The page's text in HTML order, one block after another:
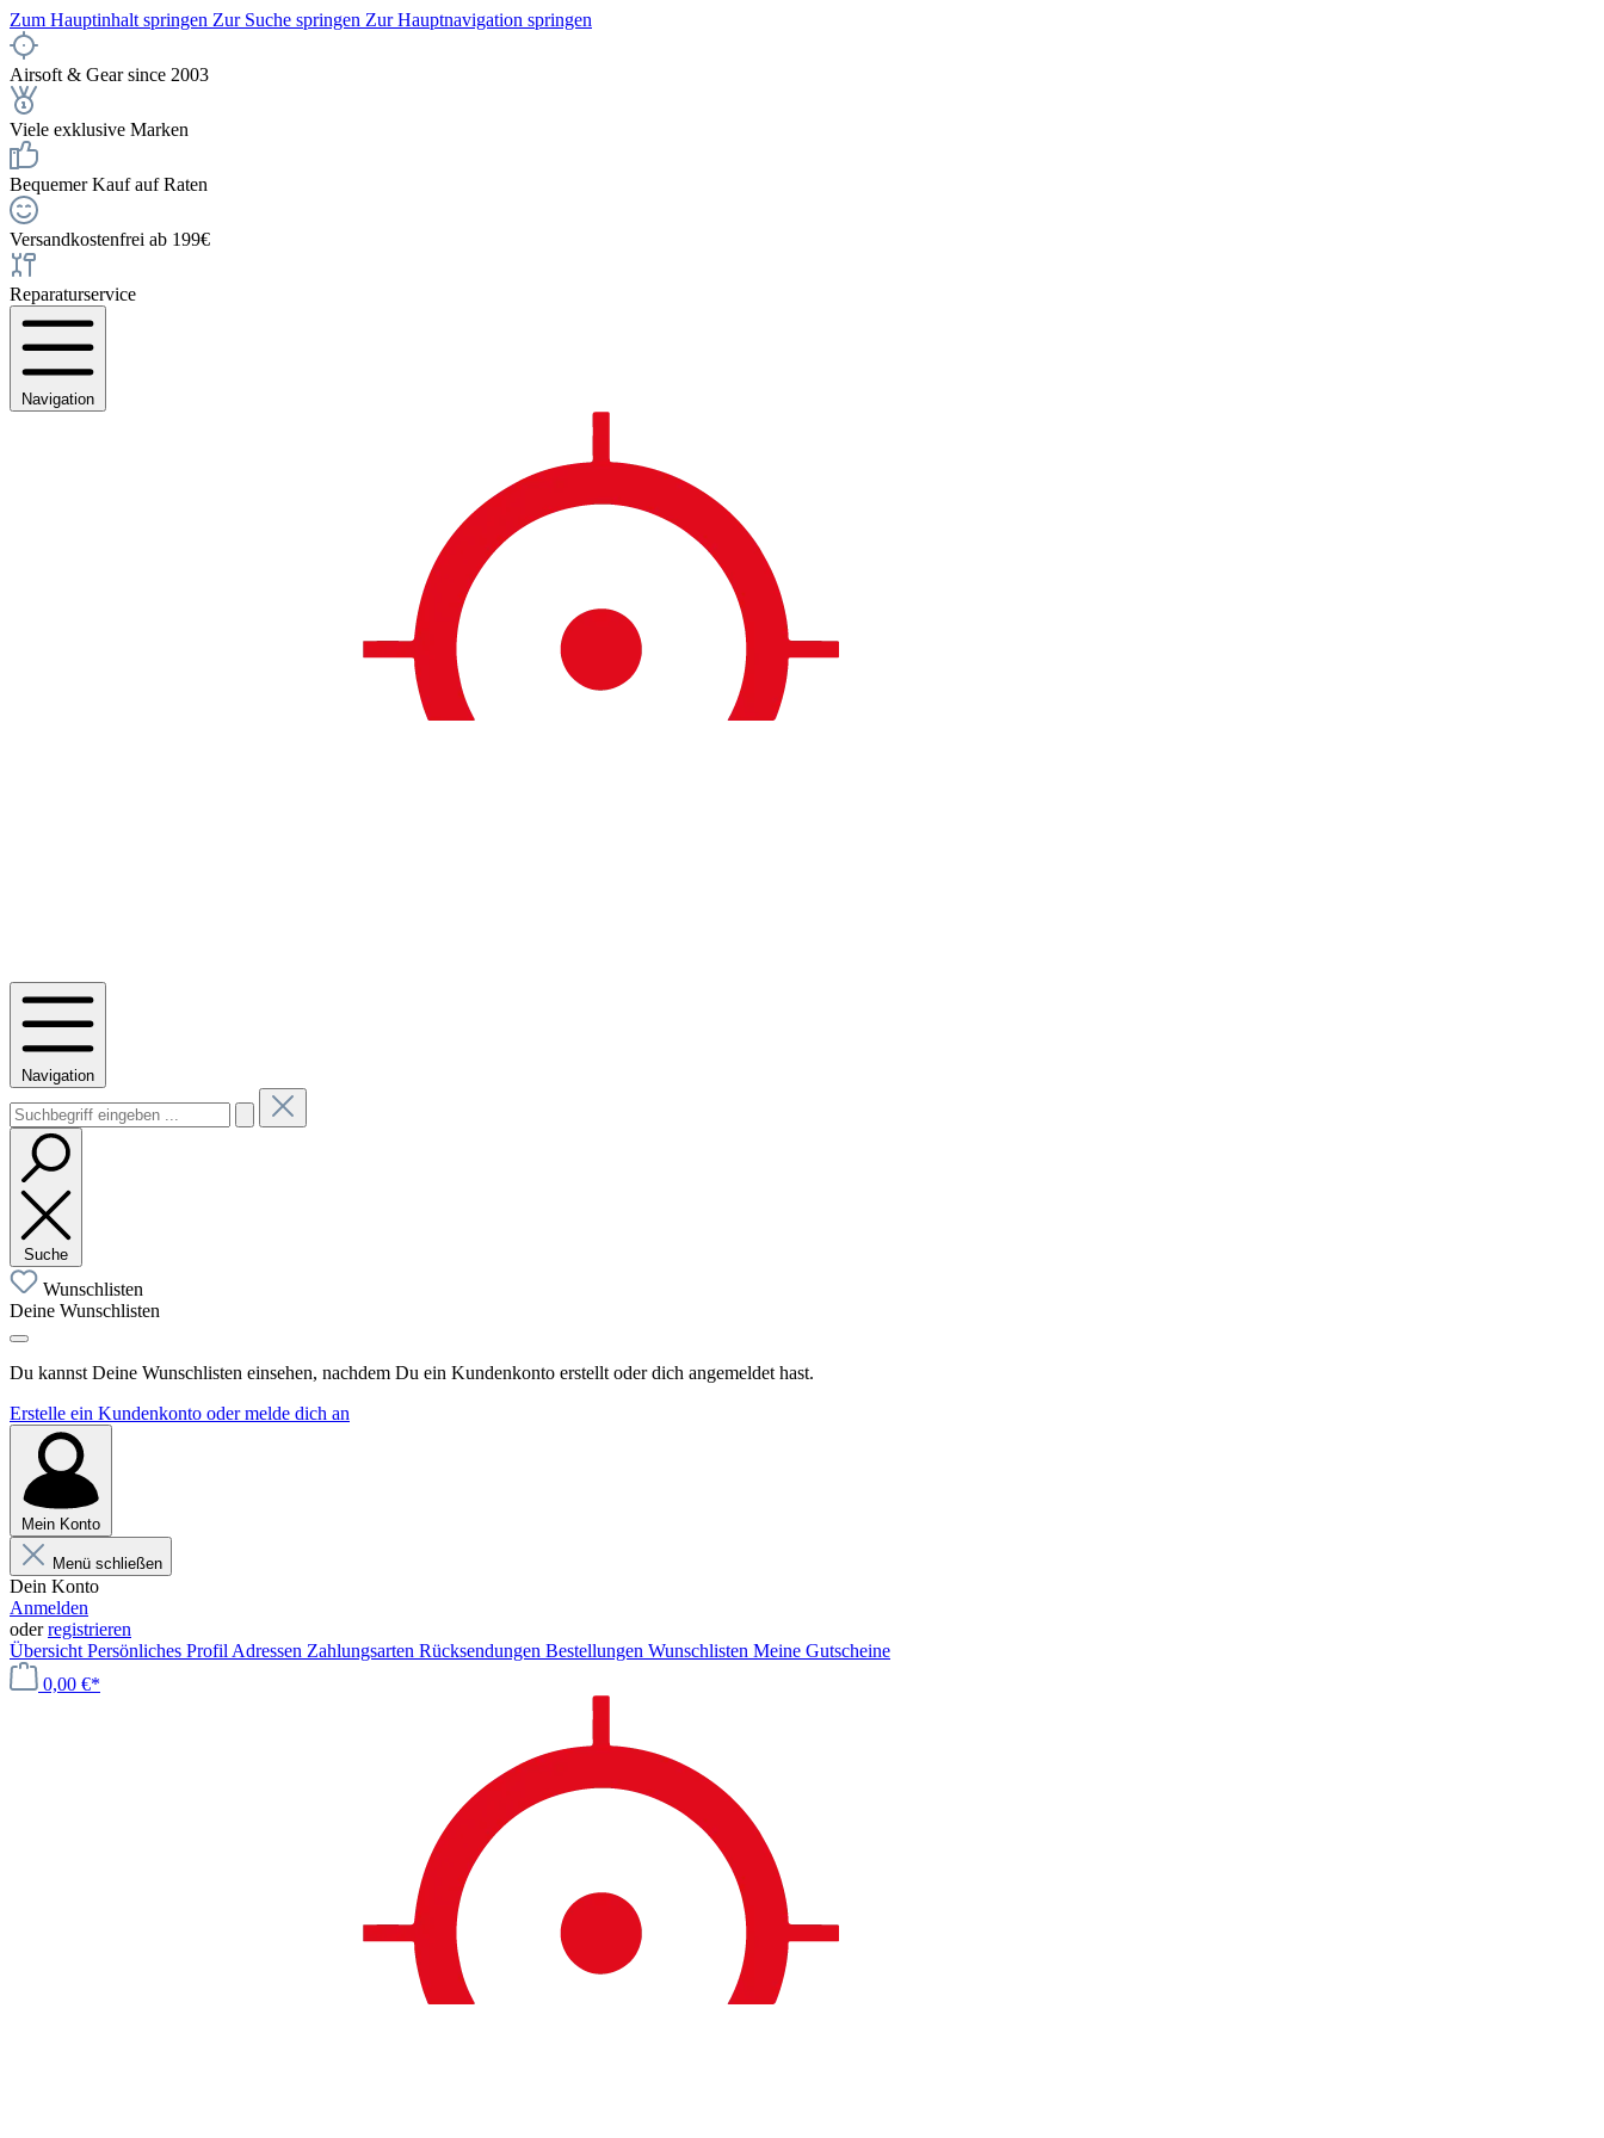
Zum Hauptinhalt springen Zur Suche springen Zur Hauptnavigation springen
Airsoft & Gear since 2003
Viele exklusive Marken
Bequemer Kauf auf Raten
Versandkostenfrei ab 199€
Reparaturservice
Navigation
Navigation
Suche
Wunschlisten
Deine Wunschlisten
Du kannst Deine Wunschlisten einsehen, nachdem Du ein Kundenkonto erstellt oder dich angemeldet hast.
Erstelle ein Kundenkonto oder melde dich an
Mein Konto
Menü schließen
Dein Konto
Anmelden
oderregistrieren
Übersicht Persönliches Profil Adressen Zahlungsarten Rücksendungen Bestellungen Wunschlisten Meine Gutscheine
0,00 €*